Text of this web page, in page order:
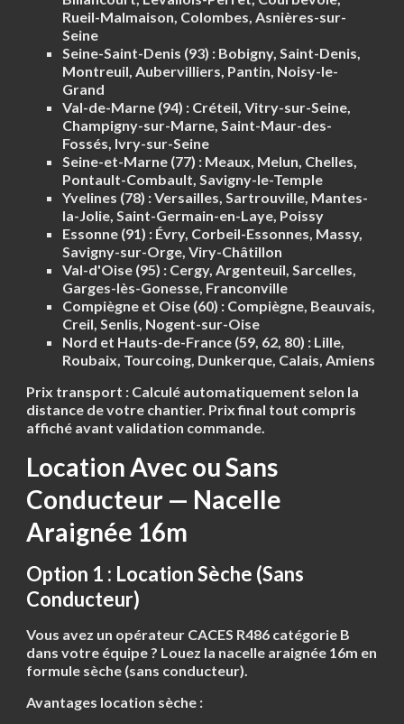
Rueil-Malmaison, Colombes, Asnières-sur-
Seine
Seine-Saint-Denis (93) : Bobigny, Saint-Denis,
Montreuil, Aubervilliers, Pantin, Noisy-le-
Grand
Val-de-Marne (94) : Créteil, Vitry-sur-Seine,
Champigny-sur-Marne, Saint-Maur-des-
Fossés, Ivry-sur-Seine
Seine-et-Marne (77) : Meaux, Melun, Chelles,
Pontault-Combault, Savigny-le-Temple
Yvelines (78) :Versailles, Sartrouville, Mantes-
la-Jolie, Saint-Germain-en-Laye, Poissy
Essonne (91) : Évry, Corbeil-Essonnes, Massy,
Savigny-sur-Orge, Viry-Châtillon
Val-d'Oise (95) : Cergy, Argenteuil, Sarcelles,
Garges-lès-Gonesse, Franconville
Compiègne et Oise (60) : Compiègne, Beauvais,
Creil, Senlis, Nogent-sur-Oise
Nord et Hauts-de-France (59, 62, 80) : Lille,
Roubaix, Tourcoing, Dunkerque, Calais, Amiens
Prix transport : Calculé automatiquement selon la
distance de votre chantier. Prix final tout compris
affiché avant validation commande.
Location Avec ou Sans
Conducteur — Nacelle
Araignée 16m
Option 1 : Location Sèche (Sans
Conducteur)
Vous avez un opérateur CACES R486 catégorie B
dans votre équipe ? Louez la nacelle araignée 16m en
formule sèche (sans conducteur).
Avantages location sèche :